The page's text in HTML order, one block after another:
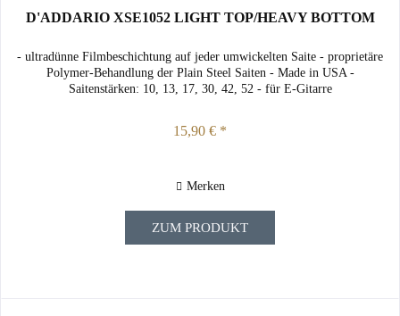
D'ADDARIO XSE1052 LIGHT TOP/HEAVY BOTTOM
- ultradünne Filmbeschichtung auf jeder umwickelten Saite - proprietäre
Polymer-Behandlung der Plain Steel Saiten - Made in USA -
Saitenstärken: 10, 13, 17, 30, 42, 52 - für E-Gitarre
15,90 € *
Merken
ZUM PRODUKT